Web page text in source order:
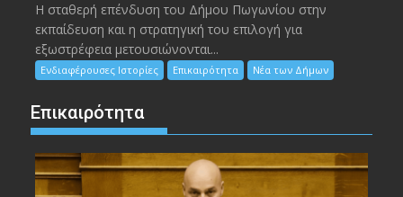
Η σταθερή επένδυση του Δήμου Πωγωνίου στην
εκπαίδευση και η στρατηγική του επιλογή για
εξωστρέφεια μετουσιώνονται...
Ενδιαφέρουσες Ιστορίες Επικαιρότητα Νέα των Δήμων
Επικαιρότητα